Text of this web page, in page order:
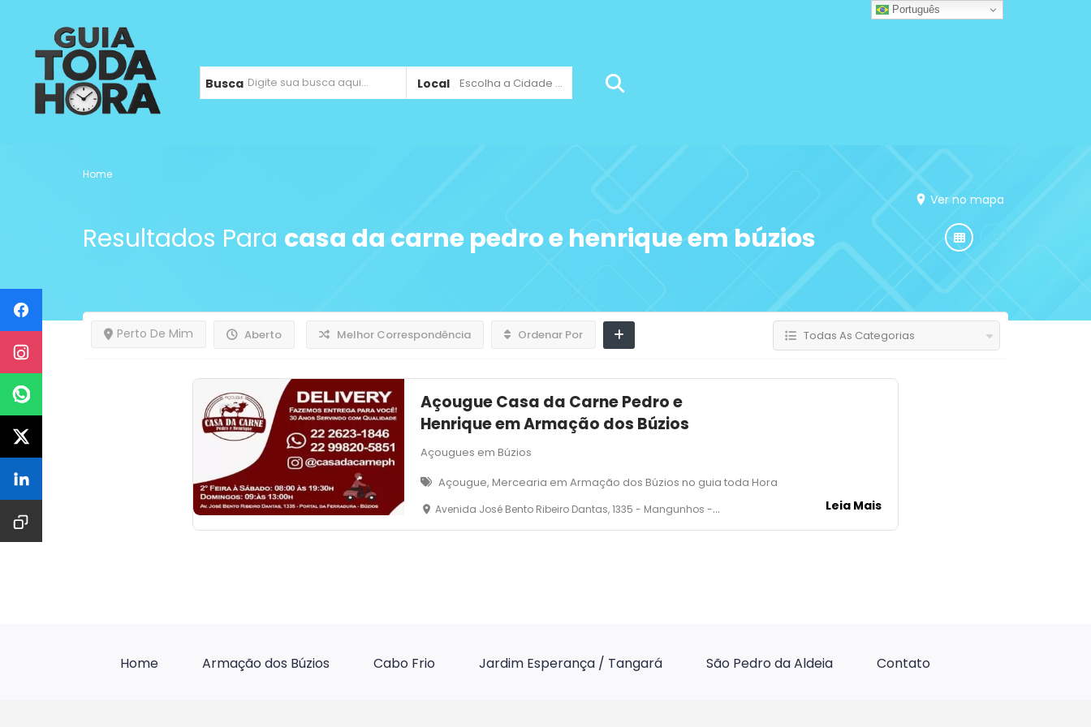
Busca Local Escolha a Cidade ...
Home
Ver no mapa
Resultados Para casa da carne pedro e henrique em búzios
Aberto
Perto De Mim Melhor Correspondência Ordenar Por Todas As Categorias
Açougue Casa da Carne Pedro e
Henrique em Armação dos Búzios
Açougues em Búzios
Açougue, Mercearia em Armação dos Búzios no guia toda Hora
Avenida José Bento Ribeiro Dantas, 1335 - Mangunhos - Armação dos Búzios Leia Mais
Home Armação dos Búzios Cabo Frio Jardim Esperança / Tangará São Pedro da Aldeia Contato
Português